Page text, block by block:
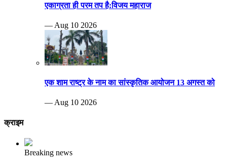
एकाग्रता ही परम तप है:विजय महाराज
— Aug 10 2026
एक शाम राष्ट्र के नाम का सांस्कृतिक आयोजन 13 अगस्त को
— Aug 10 2026
क्राइम
Breaking news